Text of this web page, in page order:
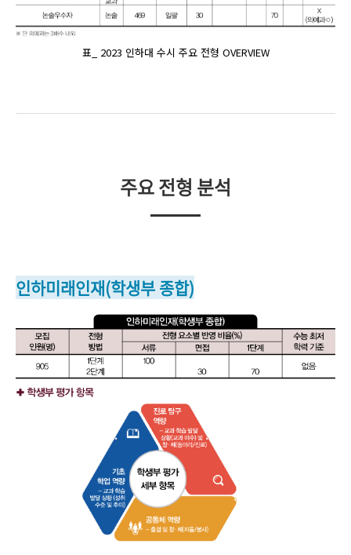
표_ 2023 인하대 수시 주요 전형 OVERVIEW
주요 전형 분석
인하미래인재(학생부 종합)